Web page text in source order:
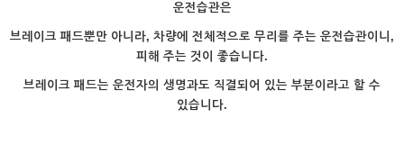
운전습관은
브레이크 패드뿐만 아니라, 차량에 전체적으로 무리를 주는 운전습관이니,
피해 주는 것이 좋습니다.
브레이크 패드는 운전자의 생명과도 직결되어 있는 부분이라고 할 수
있습니다.